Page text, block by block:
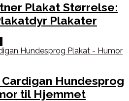
Plakat Størrelse:
Plakater
Hundesprog
til Hjemmet